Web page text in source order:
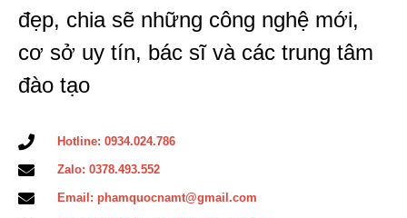
đẹp, chia sẽ những công nghệ mới,
cơ sở uy tín, bác sĩ và các trung tâm
đào tạo
Hotline: 0934.024.786
Zalo: 0378.493.552
Email: phamquocnamt@gmail.com